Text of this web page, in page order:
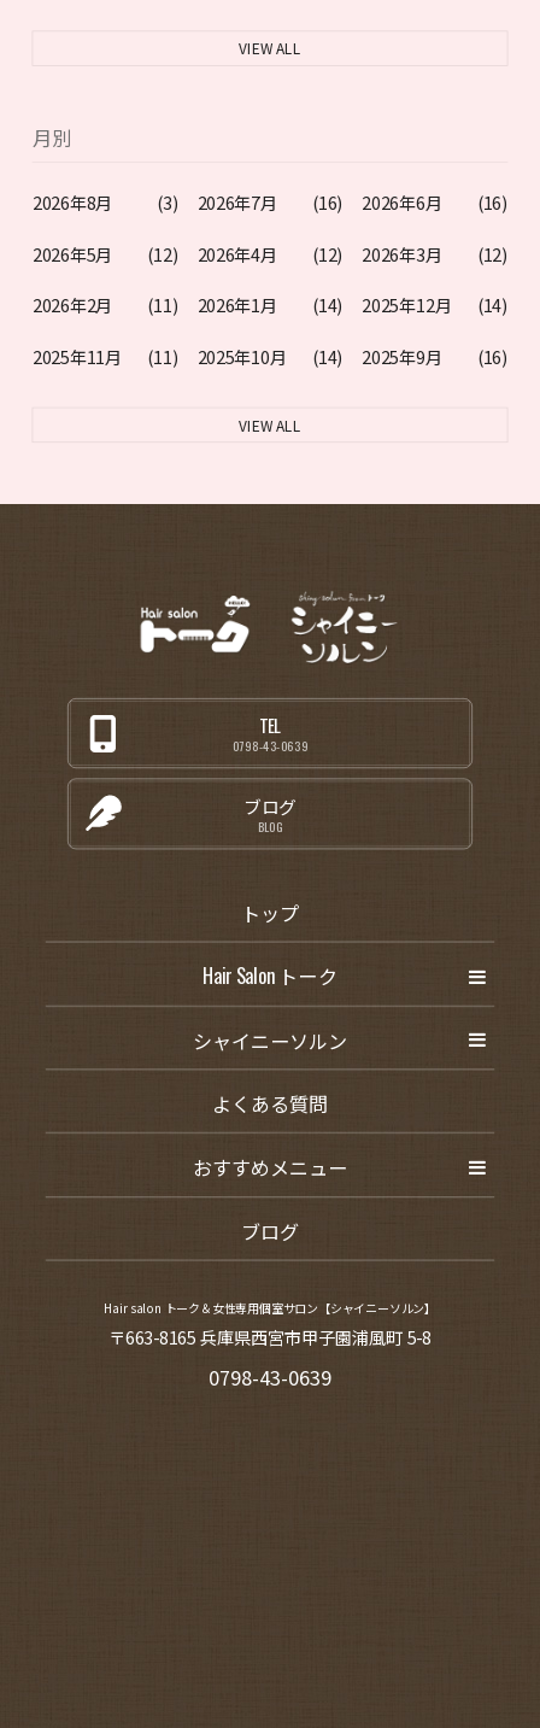
VIEW ALL
月別
2026年8月 (3) 2026年7月 (16) 2026年6月 (16)
2026年5月 (12) 2026年4月 (12) 2026年3月 (12)
2026年2月 (11) 2026年1月 (14) 2025年12月 (14)
2025年11月 (11) 2025年10月 (14) 2025年9月 (16)
VIEW ALL
TEL
0798-43-0639
ブログ
BLOG
トップ
Hair Salon トーク
シャイニーソルン
よくある質問
おすすめメニュー
ブログ
Hair salon トーク＆女性専用個室サロン【シャイニーソルン】
〒663-8165 兵庫県西宮市甲子園浦風町 5-8
0798-43-0639